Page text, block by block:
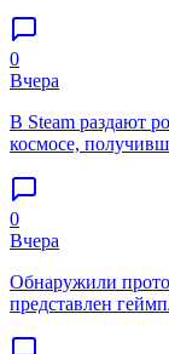
0
Вчера
В Steam раздают
космосе,
0
Вчера
Обнаружили
представлен